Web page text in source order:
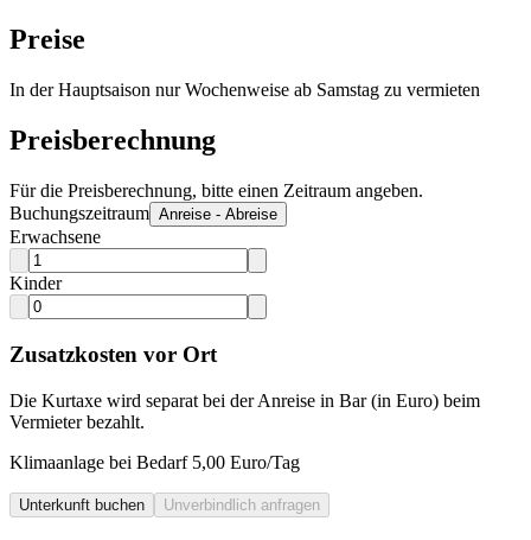
Preise
In der Hauptsaison nur Wochenweise ab Samstag zu vermieten
Preisberechnung
Für die Preisberechnung, bitte einen Zeitraum angeben.
Buchungszeitraum Anreise - Abreise
Erwachsene
Kinder
Zusatzkosten vor Ort
Die Kurtaxe wird separat bei der Anreise in Bar (in Euro) beim
Vermieter bezahlt.
Klimaanlage bei Bedarf 5,00 Euro/Tag
Unterkunft buchen Unverbindlich anfragen